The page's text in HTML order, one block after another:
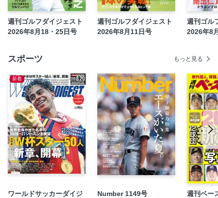
ツアーマニア・タケ小山「世界パトロール！」
バックナイン
英語でゴルフしよっ！
今週のチップイン情報
週刊GD定期購読のご案内
中古クラブ人気ランキング
大谷奈千代「さぁ、みんなでベストスコア！」
ヘッドデータはウソつかない
新ゴルルとルール2026
このコース、いいんじゃない？
キャメロンマニア宣言！
週刊ゴルフダイジェスト
2026年8月18・25日号
週刊ゴルフダイジェスト
2026年8月11日号
週刊ゴル
2026年8
スポーツ もっと見る
新着
ワールドサッカーダイジ
Number 1149号
週刊ベー